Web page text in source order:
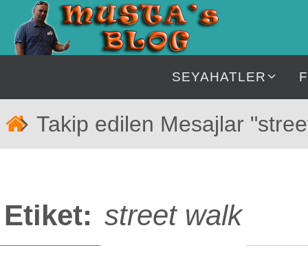
İçeriğe
geç
SEYAHATLER
Takip edilen Mesajlar
Etiket: street walk